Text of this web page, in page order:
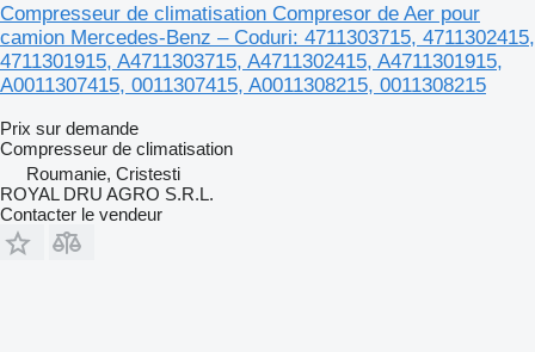
Compresseur de climatisation Compresor de Aer pour
camion Mercedes-Benz – Coduri: 4711303715, 4711302415,
4711301915, A4711303715, A4711302415, A4711301915,
A0011307415, 0011307415, A0011308215, 0011308215
Prix sur demande
Compresseur de climatisation
Roumanie, Cristesti
ROYAL DRU AGRO S.R.L.
Contacter le vendeur